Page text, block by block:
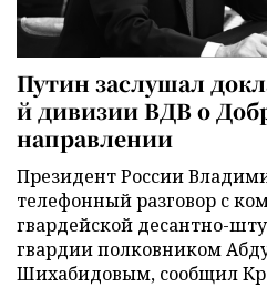
Путин заслушал
й дивизии ВДВ о
направлении
Президент России
телефонный разговор с
гвардейской десантно-
гвардии полковником
Шихабидовым, сообщил